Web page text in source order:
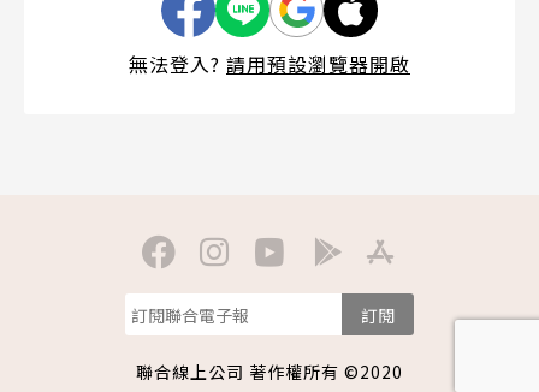
無法登入? 請用預設瀏覽器開啟
訂閱
聯合線上公司 著作權所有 ©2020